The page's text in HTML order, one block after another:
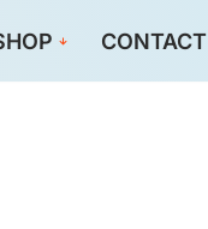
CONTACT